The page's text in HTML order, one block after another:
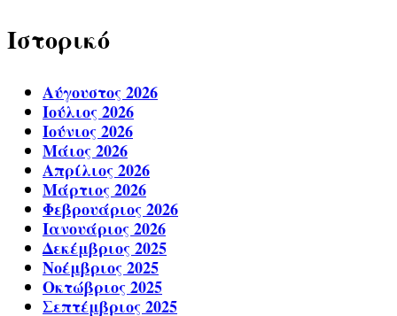
Ιστορικό
Αύγουστος 2026
Ιούλιος 2026
Ιούνιος 2026
Μάιος 2026
Απρίλιος 2026
Μάρτιος 2026
Φεβρουάριος 2026
Ιανουάριος 2026
Δεκέμβριος 2025
Νοέμβριος 2025
Οκτώβριος 2025
Σεπτέμβριος 2025